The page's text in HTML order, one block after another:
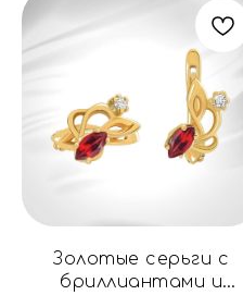
Золотые серьги с
бриллиантами и